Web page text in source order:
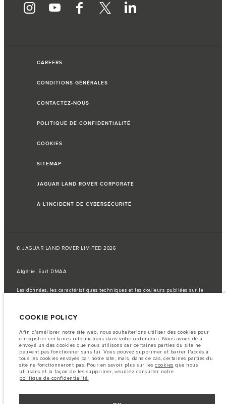
CAREERS
CONDITIONS GÉNÉRALES
CONTACTEZ-NOUS
POLITIQUE DE CONFIDENTIALITÉ
COOKIES
SITEMAP
JAGUAR LAND ROVER CORPORATE
À L’INCIDENT DE CYBERSÉCURITÉ
© JAGUAR LAND ROVER LIMITED 2026
Algérie, Eurl DMAA
Les données, les caractéristiques techniques et les couleurs publiées sur le
pénurie mondiale de semi-conducteurs affecte actuellement les
spécifications de construction des véhicules, la disponibilité des options et
les délais de construction. Cette situation s’avère très fluctuante, et par
conséquent, les images utilisées actuellement sur le site Web peuvent ne pas
refléter entièrement les spécifications actuelles en ce qui concerne les
caractéristiques, les options, les finitions et les combinaisons de couleurs.
Veuillez consulter votre concessionnaire pour avoir confirmation des
restrictions actuelles et faire un choix éclairé
conformément å la législation européenne en vigueur. La consommation
réelle de carburant d'un véhicule peut différer de celle obtenue dans ces
COOKIE POLICY
Afin d'améliorer notre site web, nous souhaiterions utiliser des cookies pour
enregistrer certaines informations dans votre ordinateur. Nous avons déjà
envoyé un des cookies que nous utilisons car certaines parties du site ne
peuvent pas fonctionner sans lui. Vous pouvez supprimer et barrer l'accès à
tous les cookies envoyés par notre site, mais, dans ce cas, certaines parties du
site ne fonctionneront pas. Pour en savoir plus sur les cookies que nous
utilisons et la façon de les supprimer, veuillez consulter notre
politique de confidentialité.